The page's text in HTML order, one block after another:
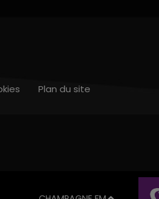
Plan du site